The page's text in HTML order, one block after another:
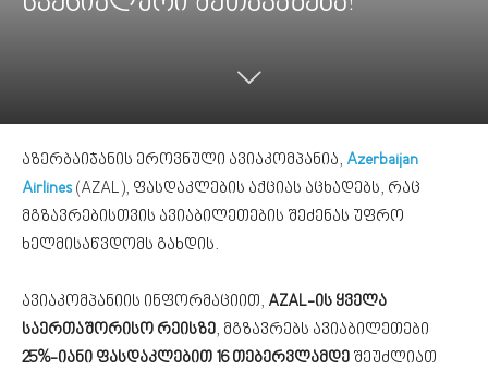
აზერბაიჯანის ეროვნული ავიაკომპანია, Azerbaijan
Airlines (AZAL), ფასდაკლების აქციას აცხადებს, რაც
მგზავრებისთვის ავიაბილეთების შეძენას უფრო
ხელმისაწვდომს გახდის.
ავიაკომპანიის ინფორმაციით, AZAL-ის ყველა
საერთაშორისო რეისზე, მგზავრებს ავიაბილეთები
25%-იანი ფასდაკლებით 16 თებერვლამდე შეუძლიათ